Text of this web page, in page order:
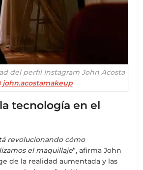
del perfil Instagram John Acosta
john.acostamakeup
tecnología en el
revolucionando cómo
el maquillaje”, afirma John
de la realidad aumentada y las